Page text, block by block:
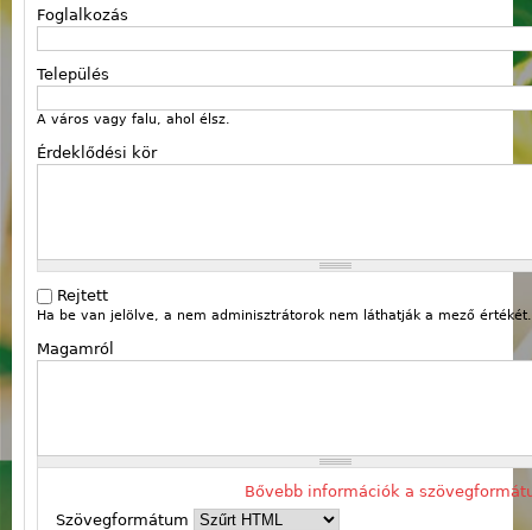
Foglalkozás
Település
A város vagy falu, ahol élsz.
Érdeklődési kör
Rejtett
Ha be van jelölve, a nem adminisztrátorok nem láthatják a mező értékét.
Magamról
Bővebb információk a
Szövegformátum